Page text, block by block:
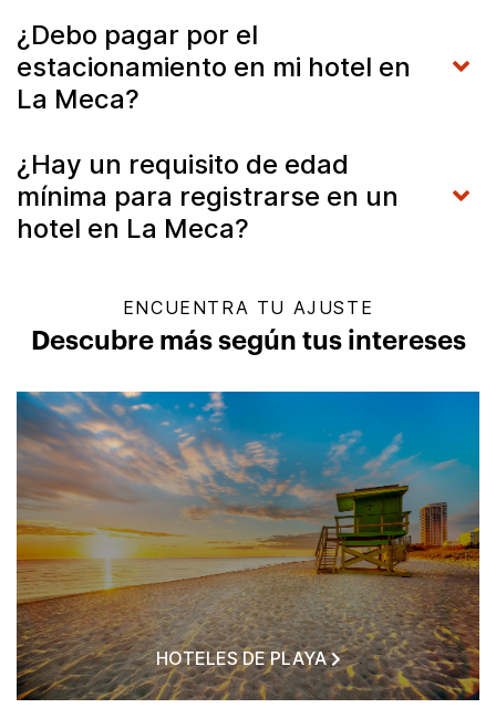
¿Debo pagar por el
estacionamiento en mi hotel en
La Meca?
¿Hay un requisito de edad
mínima para registrarse en un
hotel en La Meca?
ENCUENTRA TU AJUSTE
Descubre más según tus intereses
HOTELES DE PLAYA